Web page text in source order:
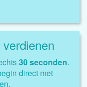
Start vandaag nog met verdienen
30 seconden.
direct met